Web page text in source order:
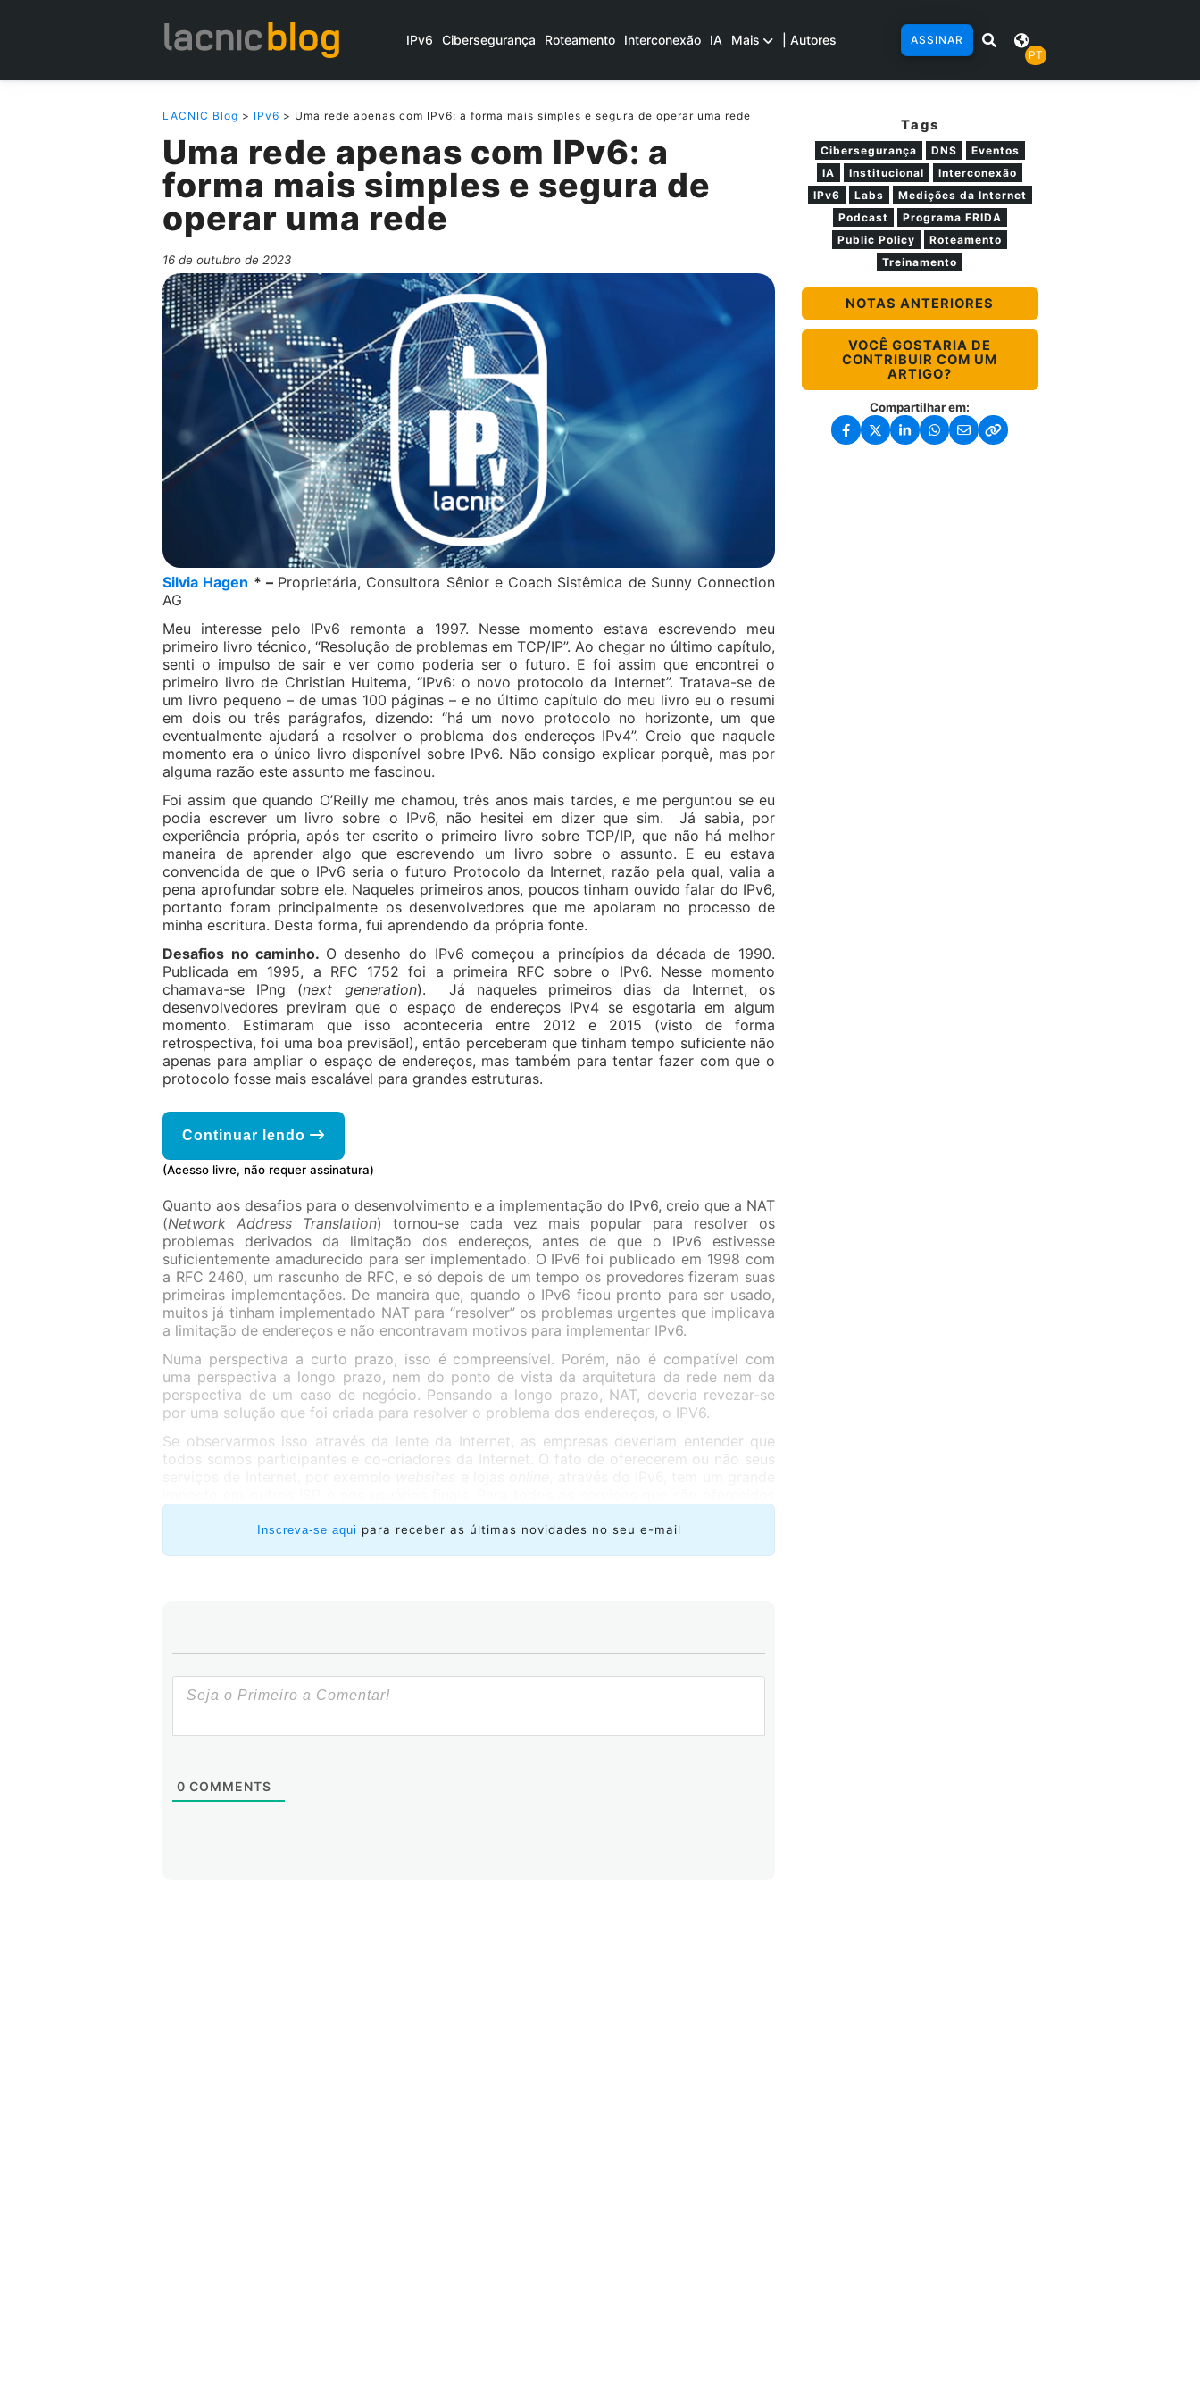
IPv6 Cibersegurança Roteamento Interconexão IA Mais | Autores
ASSINAR
PT
LACNIC Blog > IPv6 > Uma rede apenas com IPv6: a forma mais simples e segura de operar uma rede
Uma rede apenas com IPv6: a
forma mais simples e segura de
operar uma rede
16 de outubro de 2023
Silvia Hagen * – Proprietária, Consultora Sênior e Coach Sistêmica de Sunny Connection
AG
Meu interesse pelo IPv6 remonta a 1997. Nesse momento estava escrevendo meu
primeiro livro técnico, “Resolução de problemas em TCP/IP”. Ao chegar no último capítulo,
senti o impulso de sair e ver como poderia ser o futuro. E foi assim que encontrei o
primeiro livro de Christian Huitema, “IPv6: o novo protocolo da Internet”. Tratava-se de
um livro pequeno – de umas 100 páginas – e no último capítulo do meu livro eu o resumi
em dois ou três parágrafos, dizendo: “há um novo protocolo no horizonte, um que
eventualmente ajudará a resolver o problema dos endereços IPv4”. Creio que naquele
momento era o único livro disponível sobre IPv6. Não consigo explicar porquê, mas por
alguma razão este assunto me fascinou.
Foi assim que quando O’Reilly me chamou, três anos mais tardes, e me perguntou se eu
podia escrever um livro sobre o IPv6, não hesitei em dizer que sim. Já sabia, por
experiência própria, após ter escrito o primeiro livro sobre TCP/IP, que não há melhor
maneira de aprender algo que escrevendo um livro sobre o assunto. E eu estava
convencida de que o IPv6 seria o futuro Protocolo da Internet, razão pela qual, valia a
pena aprofundar sobre ele. Naqueles primeiros anos, poucos tinham ouvido falar do IPv6,
portanto foram principalmente os desenvolvedores que me apoiaram no processo de
minha escritura. Desta forma, fui aprendendo da própria fonte.
Desafios no caminho. O desenho do IPv6 começou a princípios da década de 1990.
Publicada em 1995, a RFC 1752 foi a primeira RFC sobre o IPv6. Nesse momento
chamava-se IPng (next generation). Já naqueles primeiros dias da Internet, os
desenvolvedores previram que o espaço de endereços IPv4 se esgotaria em algum
momento. Estimaram que isso aconteceria entre 2012 e 2015 (visto de forma
retrospectiva, foi uma boa previsão!), então perceberam que tinham tempo suficiente não
apenas para ampliar o espaço de endereços, mas também para tentar fazer com que o
protocolo fosse mais escalável para grandes estruturas.
Continuar lendo
(Acesso livre, não requer assinatura)
Quanto aos desafios para o desenvolvimento e a implementação do IPv6, creio que a NAT
(Network Address Translation) tornou-se cada vez mais popular para resolver os
problemas derivados da limitação dos endereços, antes de que o IPv6 estivesse
suficientemente amadurecido para ser implementado. O IPv6 foi publicado em 1998 com
a RFC 2460, um rascunho de RFC, e só depois de um tempo os provedores fizeram suas
primeiras implementações. De maneira que, quando o IPv6 ficou pronto para ser usado,
muitos já tinham implementado NAT para “resolver” os problemas urgentes que implicava
a limitação de endereços e não encontravam motivos para implementar IPv6.
Numa perspectiva a curto prazo, isso é compreensível. Porém, não é compatível com
uma perspectiva a longo prazo, nem do ponto de vista da arquitetura da rede nem da
perspectiva de um caso de negócio. Pensando a longo prazo, NAT, deveria revezar-se
por uma solução que foi criada para resolver o problema dos endereços, o IPV6.
Se observarmos isso através da lente da Internet, as empresas deveriam entender que
todos somos participantes e co-criadores da Internet. O fato de oferecerem ou não seus
via Internet, a orientação é que sejam oferecidos em forma
ou pilha dupla, isso
significa que são acessíveis tanto através do IPv4 como do IPv6. Desta forma, cada
usuário final poderá acessar o site mediante o protocolo com o qual tiver melhor
Inscreva-se aqui para receber as últimas novidades no seu e-mail
0 COMMENTS
Tags
Cibersegurança DNS
Eventos
IA
Institucional
Interconexão
IPv6
Labs
Medições da Internet
Podcast
Programa FRIDA
Public Policy
Roteamento
Treinamento
NOTAS ANTERIORES
VOCÊ GOSTARIA DE
CONTRIBUIR COM UM
ARTIGO?
Compartilhar em: